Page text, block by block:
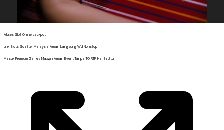
Akses Slot Online Jackpot
Link Slots Scatter Malaysia Aman Langsung Wd Nonstop
Masuk Premium Games Maxwin Aman Event Tanpa TO RTP Hari Ini Jitu